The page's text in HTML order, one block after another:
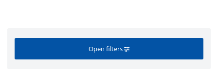
Open filters